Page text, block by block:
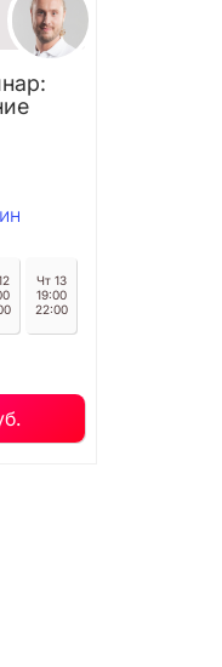
Чт 13
19:00
22:00